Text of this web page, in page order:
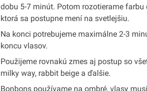
dobu 5-7 minút. Potom rozotierame
ktorá sa postupne mení na svetlejšiu.
Na konci potrebujeme maximálne 2-3
koncu vlasov.
Použijeme rovnakú zmes aj postup so
milky way, rabbit beige a ďalšie.
Bonbons používame na ombré, vlasy